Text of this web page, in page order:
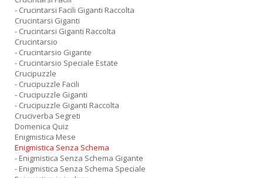
- Crucintarsi Facili Giganti Raccolta
Crucintarsi Giganti
- Crucintarsi Giganti Raccolta
Crucintarsio
- Crucintarsio Gigante
- Crucintarsio Speciale Estate
Crucipuzzle
- Crucipuzzle Facili
- Crucipuzzle Giganti
- Crucipuzzle Giganti Raccolta
Cruciverba Segreti
Domenica Quiz
Enigmistica Mese
Enigmistica Senza Schema
- Enigmistica Senza Schema Gigante
- Enigmistica Senza Schema Speciale